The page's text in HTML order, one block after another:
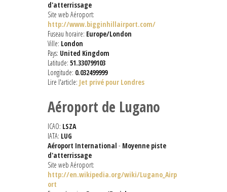
d'atterrissage
Site web Aéroport:
http://www.bigginhillairport.com/
Fuseau horaire: Europe/London
Ville: London
Pays: United Kingdom
Latitude: 51.330799103
Longitude: 0.032499999
Lire l'article: Jet privé pour Londres
Aéroport de Lugano
ICAO: LSZA
IATA: LUG
Aéroport International - Moyenne piste
d'atterrissage
Site web Aéroport:
http://en.wikipedia.org/wiki/Lugano_Airp
ort